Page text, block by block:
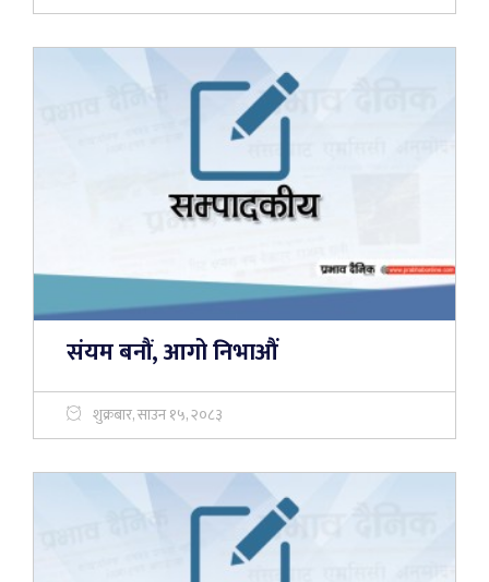
संयम बनौं, आगो निभाऔं
शुक्रबार, साउन १५, २०८३